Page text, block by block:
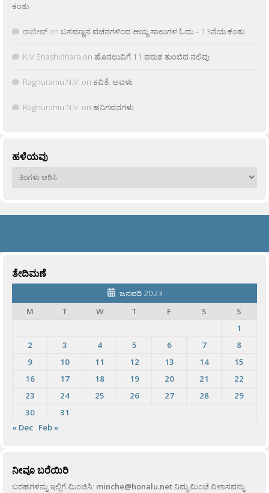
ಕಂತು
ರಾಜೀವ್ on ಬಸವಣ್ಣನ ವಚನಗಳಿಂದ ಆಯ್ದ ಸಾಲುಗಳ ಓದು – 13ನೆಯ ಕಂತು
K.V Shashidhara on ಹೊನಲುವಿಗೆ 11 ವರುಶ ತುಂಬಿದ ನಲಿವು
Raghuramu N.V. on ಕವಿತೆ: ಅವಳು
Raghuramu N.V. on ಹನಿಗವನಗಳು
ಹಳೆಯವು
ಹಳೆಯವು
ತೇದಿಮಣೆ
ಜನವರಿ 2023
M
T W T F S
S
1
2
3 4 5 6 7
8
9
10 11 12 13 14
15
16
17 18 19 20 21
22
23
24 25 26 27 28
29
30
31
« Dec Feb »
ನೀವೂ ಬರೆಯಿರಿ
ಬರಹಗಳನ್ನು ಇಲ್ಲಿಗೆ ಮಿಂಚಿಸಿ: minche@honalu.netನಿಮ್ಮ ಮಿಂಚೆ ವಿಳಾಸವನ್ನು